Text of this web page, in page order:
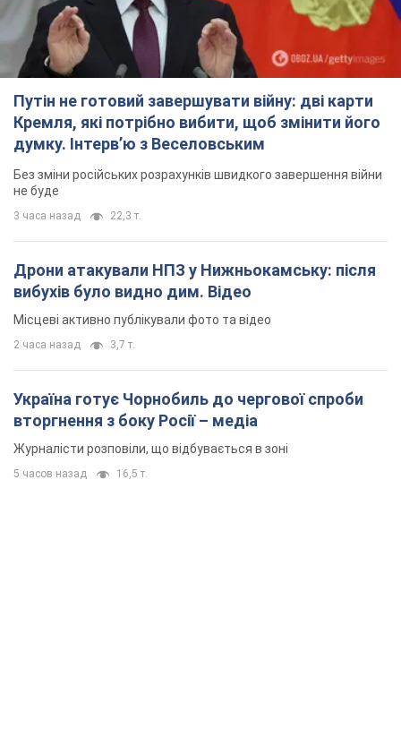
Путін не готовий завершувати війну: дві карти
Кремля, які потрібно вибити, щоб змінити його
думку. Інтерв’ю з Веселовським
Без зміни російських розрахунків швидкого завершення війни
не буде
3 часа назад 22,3 т.
Дрони атакували НПЗ у Нижньокамську: після
вибухів було видно дим. Відео
Місцеві активно публікували фото та відео
2 часа назад 3,7 т.
Україна готує Чорнобиль до чергової спроби
вторгнення з боку Росії – медіа
Журналісти розповіли, що відбувається в зоні
5 часов назад 16,5 т.